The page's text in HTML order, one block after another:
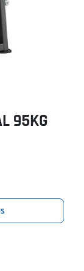
95KG